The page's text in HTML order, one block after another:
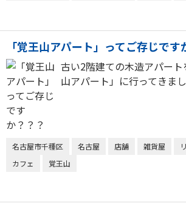
「覚王山アパート」ってご存じです
古い2階建ての木造アパー
山アパート」に行ってきま
名古屋市千種区 名古屋 店舗 雑貨屋
カフェ
覚王山